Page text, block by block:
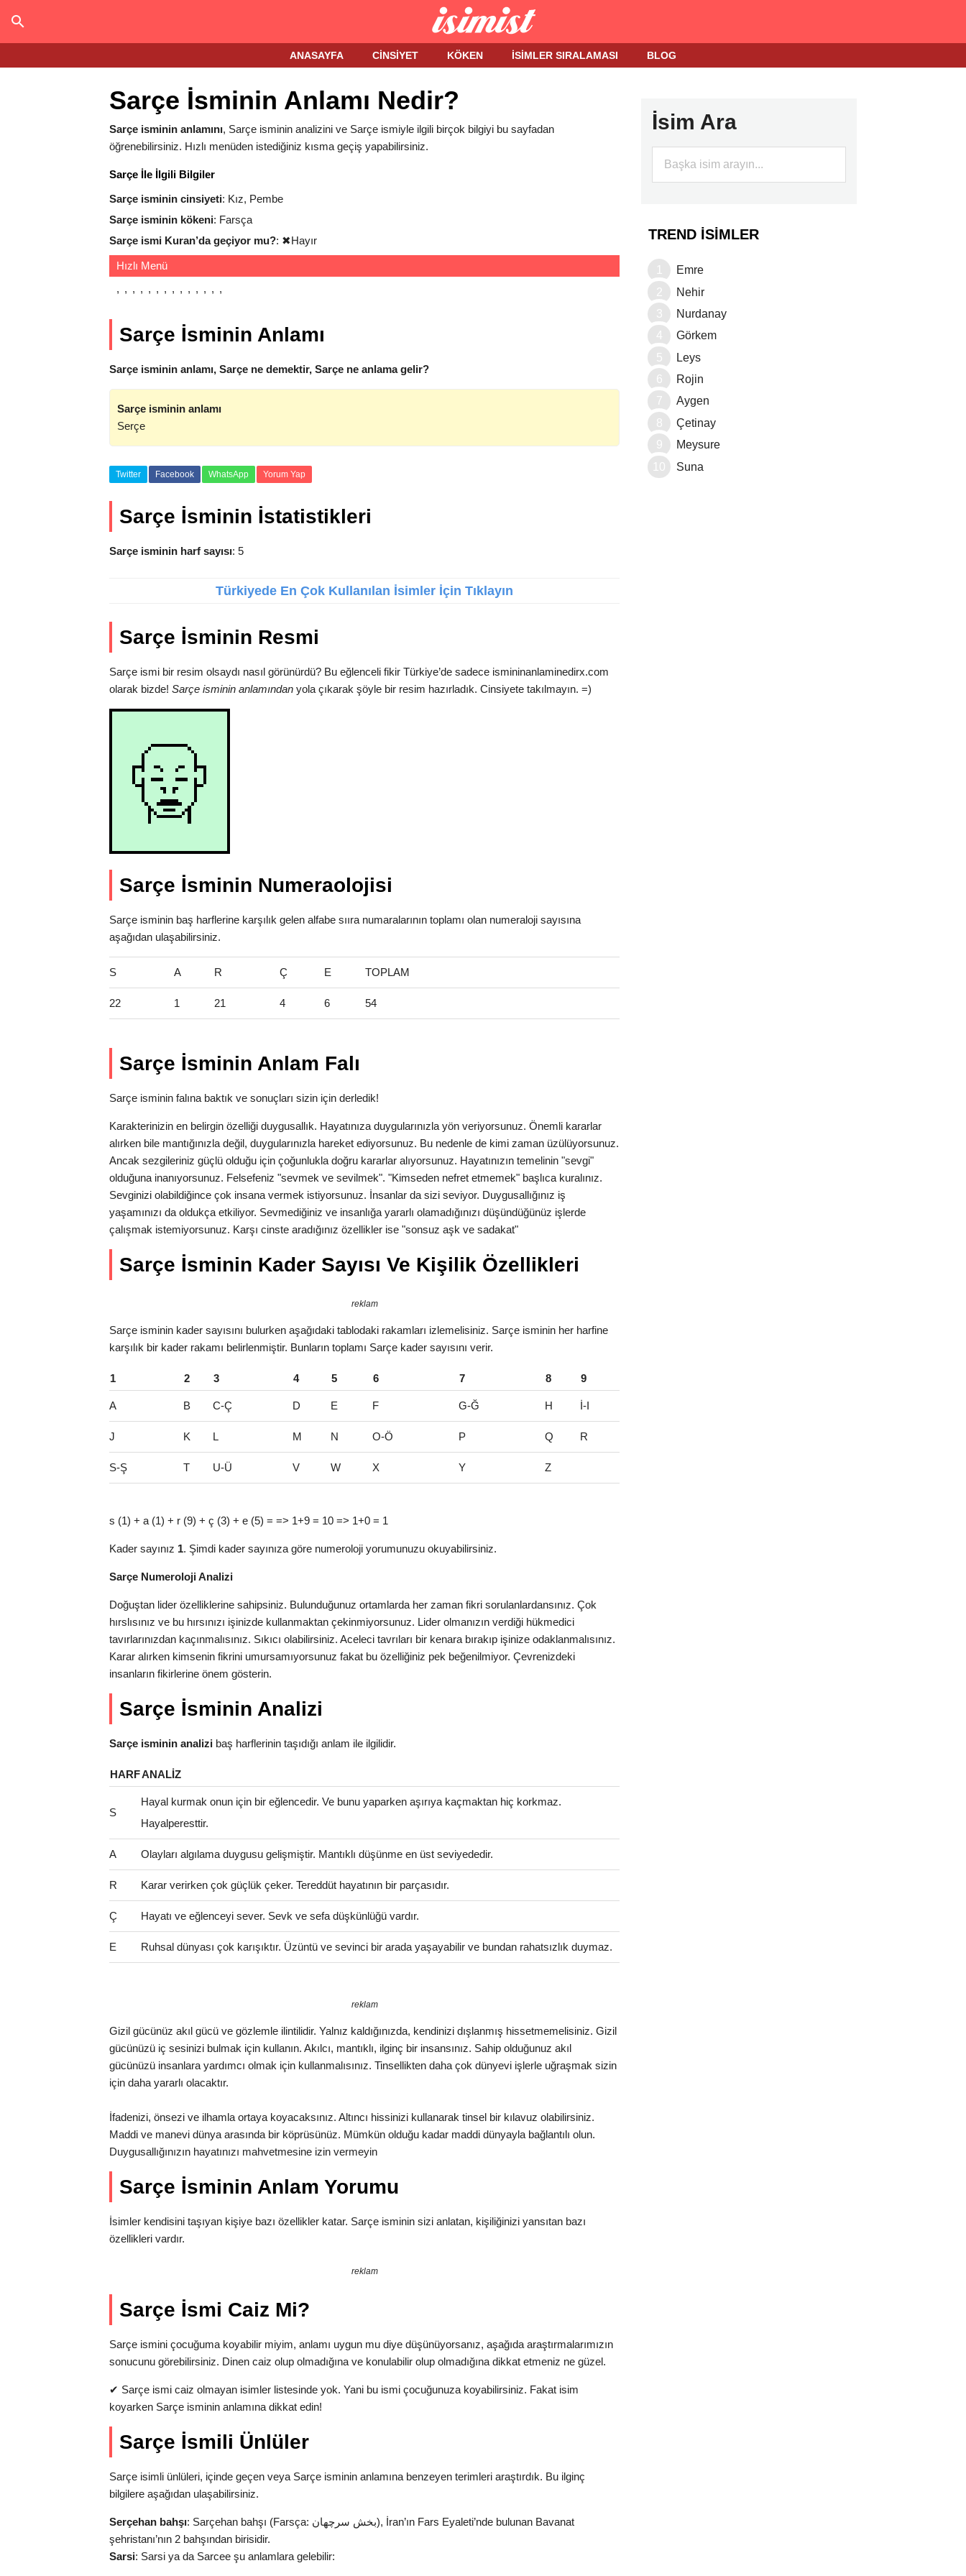
ANASAYFA CINSIYET KÖKEN İSIMLER SIRALAMASI BLOG
Sarçe İsminin Anlamı Nedir?
Sarçe isminin anlamını, Sarçe isminin analizini ve Sarçe ismiyle ilgili birçok bilgiyi bu sayfadan
öğrenebilirsiniz. Hızlı menüden istediğiniz kısma geçiş yapabilirsiniz.
Sarçe İle İlgili Bilgiler
Sarçe isminin cinsiyeti: Kız, Pembe
Sarçe isminin kökeni: Farsça
Sarçe ismi Kuran’da geçiyor mu?: ✖Hayır
Hızlı Menü
Sarçe İsminin Anlamı
Sarçe isminin anlamı, Sarçe ne demektir, Sarçe ne anlama gelir?
Sarçe isminin anlamı
Serçe
Twitter Facebook WhatsApp Yorum Yap
Sarçe İsminin İstatistikleri
Sarçe isminin harf sayısı: 5
Türkiyede En Çok Kullanılan İsimler İçin Tıklayın
Sarçe İsminin Resmi
Sarçe ismi bir resim olsaydı nasıl görünürdü? Bu eğlenceli fikir Türkiye’de sadece ismininanlaminedirx.com
olarak bizde! Sarçe isminin anlamından yola çıkarak şöyle bir resim hazırladık. Cinsiyete takılmayın. =)
Sarçe İsminin Numeraolojisi
Sarçe isminin baş harflerine karşılık gelen alfabe sııra numaralarının toplamı olan numeraloji sayısına
aşağıdan ulaşabilirsiniz.
S A R Ç E TOPLAM
22 1 21 4 6 54
Sarçe İsminin Anlam Falı
Sarçe isminin falına baktık ve sonuçları sizin için derledik!
Karakterinizin en belirgin özelliği duygusallık. Hayatınıza duygularınızla yön veriyorsunuz. Önemli kararlar
alırken bile mantığınızla değil, duygularınızla hareket ediyorsunuz. Bu nedenle de kimi zaman üzülüyorsunuz.
Ancak sezgileriniz güçlü olduğu için çoğunlukla doğru kararlar alıyorsunuz. Hayatınızın temelinin "sevgi"
olduğuna inanıyorsunuz. Felsefeniz "sevmek ve sevilmek". "Kimseden nefret etmemek" başlıca kuralınız.
Sevginizi olabildiğince çok insana vermek istiyorsunuz. İnsanlar da sizi seviyor. Duygusallığınız iş
yaşamınızı da oldukça etkiliyor. Sevmediğiniz ve insanlığa yararlı olamadığınızı düşündüğünüz işlerde
çalışmak istemiyorsunuz. Karşı cinste aradığınız özellikler ise "sonsuz aşk ve sadakat"
Sarçe İsminin Kader Sayısı Ve Kişilik Özellikleri
reklam
Sarçe isminin kader sayısını bulurken aşağıdaki tablodaki rakamları izlemelisiniz. Sarçe isminin her harfine
karşılık bir kader rakamı belirlenmiştir. Bunların toplamı Sarçe kader sayısını verir.
1 2 3 4 5 6 7 8 9
A B C-Ç D E F G-Ğ H İ-I
J K L M N O-Ö P Q R
S-Ş T U-Ü V W X Y Z
s (1) + a (1) + r (9) + ç (3) + e (5) = => 1+9 = 10 => 1+0 = 1
Kader sayınız 1. Şimdi kader sayınıza göre numeroloji yorumunuzu okuyabilirsiniz.
Sarçe Numeroloji Analizi
Doğuştan lider özelliklerine sahipsiniz. Bulunduğunuz ortamlarda her zaman fikri sorulanlardansınız. Çok
hırslısınız ve bu hırsınızı işinizde kullanmaktan çekinmiyorsunuz. Lider olmanızın verdiği hükmedici
tavırlarınızdan kaçınmalısınız. Sıkıcı olabilirsiniz. Aceleci tavrıları bir kenara bırakıp işinize odaklanmalısınız.
Karar alırken kimsenin fikrini umursamıyorsunuz fakat bu özelliğiniz pek beğenilmiyor. Çevrenizdeki
insanların fikirlerine önem gösterin.
Sarçe İsminin Analizi
Sarçe isminin analizi baş harflerinin taşıdığı anlam ile ilgilidir.
HARFANALIZ
S
Hayal kurmak onun için bir eğlencedir. Ve bunu yaparken aşırıya kaçmaktan hiç korkmaz.
Hayalperesttir.
A Olayları algılama duygusu gelişmiştir. Mantıklı düşünme en üst seviyededir.
R Karar verirken çok güçlük çeker. Tereddüt hayatının bir parçasıdır.
Ç Hayatı ve eğlenceyi sever. Sevk ve sefa düşkünlüğü vardır.
E Ruhsal dünyası çok karışıktır. Üzüntü ve sevinci bir arada yaşayabilir ve bundan rahatsızlık duymaz.
reklam
Gizil gücünüz akıl gücü ve gözlemle ilintilidir. Yalnız kaldığınızda, kendinizi dışlanmış hissetmemelisiniz. Gizil
gücünüzü iç sesinizi bulmak için kullanın. Akılcı, mantıklı, ilginç bir insansınız. Sahip olduğunuz akıl
gücünüzü insanlara yardımcı olmak için kullanmalısınız. Tinsellikten daha çok dünyevi işlerle uğraşmak sizin
için daha yararlı olacaktır.
İfadenizi, önsezi ve ilhamla ortaya koyacaksınız. Altıncı hissinizi kullanarak tinsel bir kılavuz olabilirsiniz.
Maddi ve manevi dünya arasında bir köprüsünüz. Mümkün olduğu kadar maddi dünyayla bağlantılı olun.
Duygusallığınızın hayatınızı mahvetmesine izin vermeyin
Sarçe İsminin Anlam Yorumu
İsimler kendisini taşıyan kişiye bazı özellikler katar. Sarçe isminin sizi anlatan, kişiliğinizi yansıtan bazı
özellikleri vardır.
reklam
Sarçe İsmi Caiz Mi?
Sarçe ismini çocuğuma koyabilir miyim, anlamı uygun mu diye düşünüyorsanız, aşağıda araştırmalarımızın
sonucunu görebilirsiniz. Dinen caiz olup olmadığına ve konulabilir olup olmadığına dikkat etmeniz ne güzel.
✔ Sarçe ismi caiz olmayan isimler listesinde yok. Yani bu ismi çocuğunuza koyabilirsiniz. Fakat isim
koyarken Sarçe isminin anlamına dikkat edin!
Sarçe İsmili Ünlüler
Sarçe isimli ünlüleri, içinde geçen veya Sarçe isminin anlamına benzeyen terimleri araştırdık. Bu ilginç
bilgilere aşağıdan ulaşabilirsiniz.
Serçehan bahşı: Sarçehan bahşı (Farsça: بخش سرچهان‎‎‎), İran’ın Fars Eyaleti’nde bulunan Bavanat
şehristanı’nın 2 bahşından birisidir.
Sarsi: Sarsi ya da Sarcee şu anlamlara gelebilir:
İsim Ara
TREND İSIMLER
Emre
Nehir
Nurdanay
Görkem
Leys
Rojin
Aygen
Çetinay
Meysure
Suna